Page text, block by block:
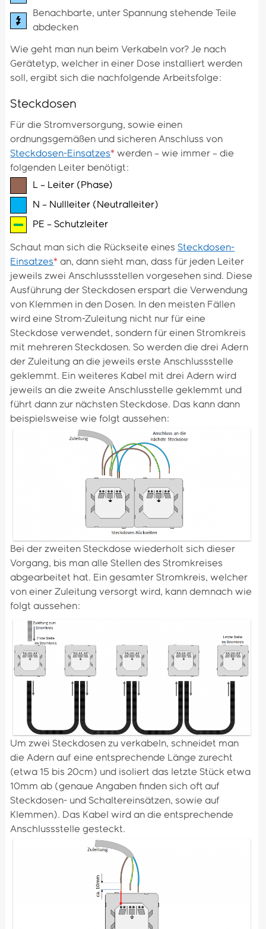
Benachbarte, unter Spannung stehende Teile
abdecken
Wie geht man nun beim Verkabeln vor? Je nach
Gerätetyp, welcher in einer Dose installiert werden
soll, ergibt sich die nachfolgende Arbeitsfolge:
Steckdosen
Für die Stromversorgung, sowie einen
ordnungsgemäßen und sicheren Anschluss von
Steckdosen-Einsatzes* werden – wie immer – die
folgenden Leiter benötigt:
L – Leiter (Phase)
N – Nullleiter (Neutralleiter)
PE – Schutzleiter
Schaut man sich die Rückseite einesSteckdosen-
Einsatzes* an, dann sieht man, dass für jeden Leiter
jeweils zwei Anschlussstellen vorgesehen sind. Diese
Ausführung der Steckdosen erspart die Verwendung
von Klemmen in den Dosen. In den meisten Fällen
wird eine Strom-Zuleitung nicht nur für eine
Steckdose verwendet, sondern für einen Stromkreis
mit mehreren Steckdosen. So werden die drei Adern
der Zuleitung an die jeweils erste Anschlussstelle
geklemmt. Ein weiteres Kabel mit drei Adern wird
jeweils an die zweite Anschlusstelle geklemmt und
führt dann zur nächsten Steckdose. Das kann dann
beispielsweise wie folgt aussehen:
Bei der zweiten Steckdose wiederholt sich dieser
Vorgang, bis man alle Stellen des Stromkreises
abgearbeitet hat. Ein gesamter Stromkreis, welcher
von einer Zuleitung versorgt wird, kann demnach wie
folgt aussehen:
Um zwei Steckdosen zu verkabeln, schneidet man
die Adern auf eine entsprechende Länge zurecht
(etwa 15 bis 20cm) und isoliert das letzte Stück etwa
10mm ab (genaue Angaben finden sich oft auf
Steckdosen- und Schaltereinsätzen, sowie auf
Klemmen). Das Kabel wird an die entsprechende
Anschlussstelle gesteckt.